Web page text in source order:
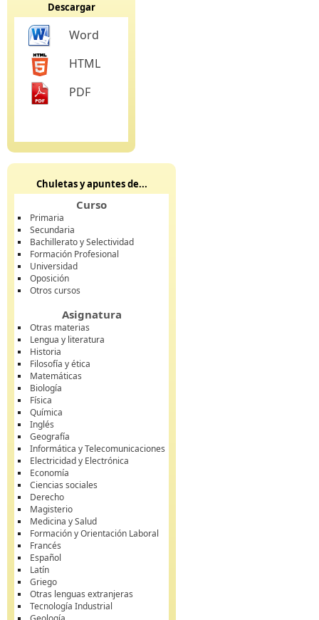
Descargar
Word
HTML
PDF
Chuletas y apuntes de...
Curso
Primaria
Secundaria
Bachillerato y Selectividad
Formación Profesional
Universidad
Oposición
Otros cursos
Asignatura
Otras materias
Lengua y literatura
Historia
Filosofía y ética
Matemáticas
Biología
Física
Química
Inglés
Geografía
Informática y Telecomunicaciones
Electricidad y Electrónica
Economía
Ciencias sociales
Derecho
Magisterio
Medicina y Salud
Formación y Orientación Laboral
Francés
Español
Latín
Griego
Otras lenguas extranjeras
Tecnología Industrial